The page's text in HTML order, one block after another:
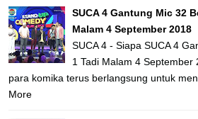
SUCA 4 Gantung Mic 32
Malam 4 September 2018
SUCA 4 - Siapa SUCA 4
1 Tadi Malam 4 September
para komika terus berlangsung untuk
More